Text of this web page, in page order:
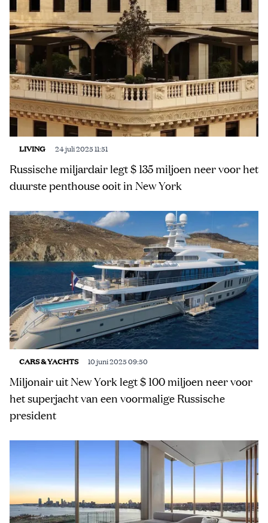
LIVING 24 juli 2025 11:51
Russische miljardair legt $ 135 miljoen neer voor het
duurste penthouse ooit in New York
CARS & YACHTS 10 juni 2025 09:50
Miljonair uit New York legt $ 100 miljoen neer voor
het superjacht van een voormalige Russische
president